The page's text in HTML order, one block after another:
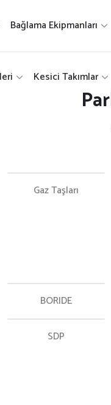
Bağlama Ekipmanları
Kesici Takımlar
Gaz Taşları
BORIDE
SDP